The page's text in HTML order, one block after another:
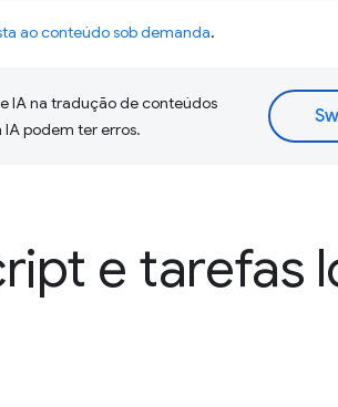
ao conteúdo sob demanda.
IA na tradução de conteúdos
podem ter erros.
e tarefas